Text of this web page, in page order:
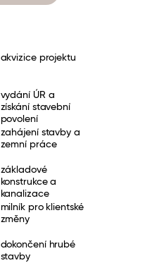
akvizice projektu
vydání ÚR a
získání stavební
povolení
zahájení stavby a
zemní práce
základové
konstrukce a
kanalizace
milník pro klientské
změny
dokončení hrubé
stavby